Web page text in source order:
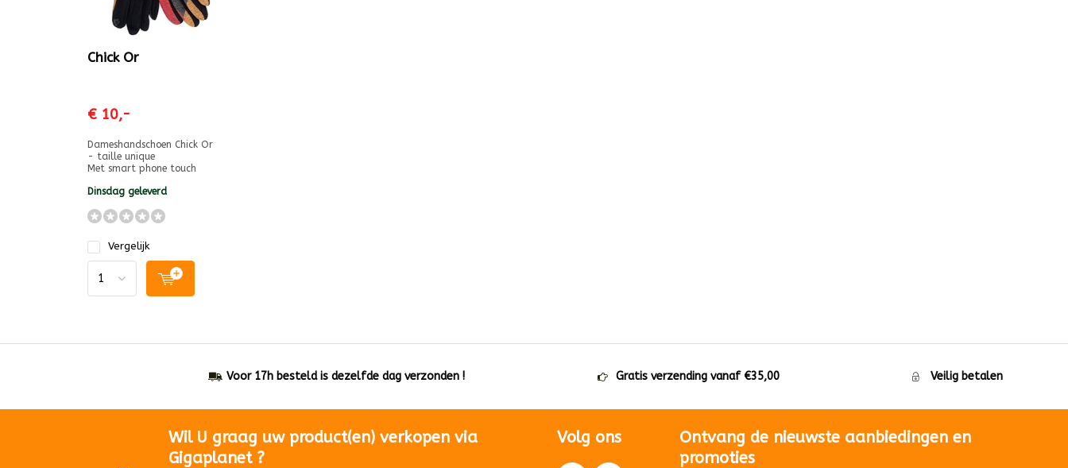
Chick Or
€ 10,-
Dameshandschoen Chick Or
- taille unique
Met smart phone touch
Dinsdag geleverd
Vergelijk
Voor 17h besteld is dezelfde dag verzonden ! Gratis verzending vanaf €35,00 Veilig betalen
Wil U graag uw product(en) verkopen via
Gigaplanet ?
Volg ons
Ontvang de nieuwste aanbiedingen en
promoties